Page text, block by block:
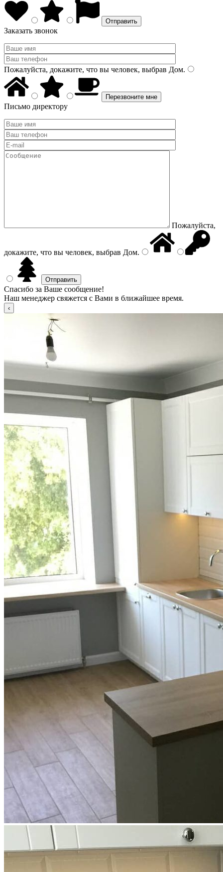
Заказать звонок
Пожалуйста, докажите, что вы человек, выбрав Дом.
Письмо директору
Пожалуйста,
докажите, что вы человек, выбрав Дом.
Спасибо за Ваше сообщение!
Наш менеджер свяжется с Вами в ближайшее время.